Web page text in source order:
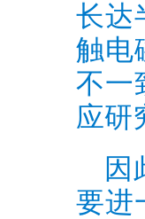
长达
触电
不一
应研
因
要进